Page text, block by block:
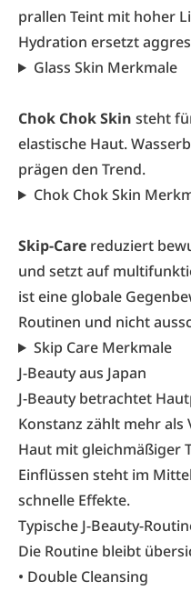
prallen Teint mit hoher
Hydration ersetzt
Glass Skin Merkmale
Chok Chok Skin steht
elastische Haut.
prägen den Trend.
Chok Chok Skin
Skip-Care reduziert
und setzt auf
ist eine globale
Routinen und nicht
Skip Care Merkmale
J-Beauty aus Japan
J-Beauty betrachtet
Konstanz zählt mehr als
Haut mit gleichmäßiger
Einflüssen steht im
schnelle Effekte.
Typische J-Beauty-
Die Routine bleibt
• Double Cleansing